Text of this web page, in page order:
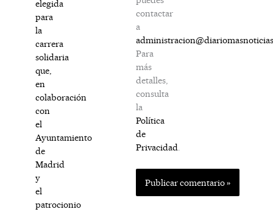
elegida
para
la
carrera
solidaria
que,
en
colaboración
con
el
Ayuntamiento
de
Madrid
y
el
patrocionio
contactar
a
Para
más
detalles,
consulta
la
Política
de
Privacidad